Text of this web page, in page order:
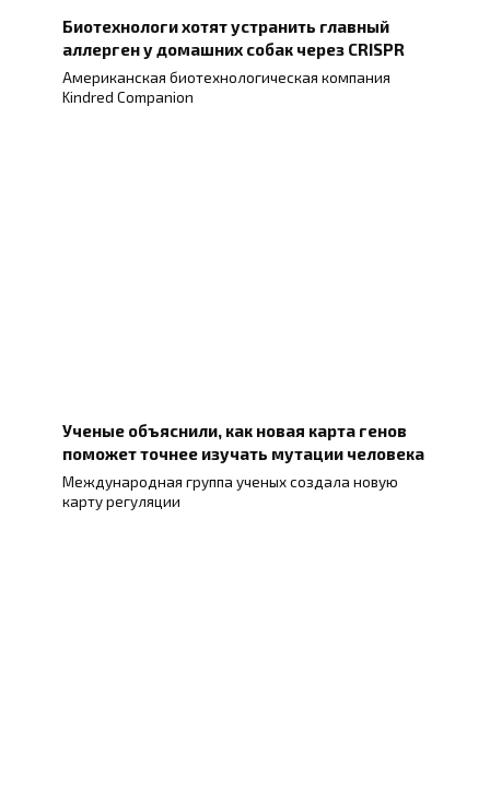
Биотехнологи хотят устранить главный
аллерген у домашних собак через CRISPR
Американская биотехнологическая компания
Kindred Companion
Ученые объяснили, как новая карта генов
поможет точнее изучать мутации человека
Международная группа ученых создала новую
карту регуляции